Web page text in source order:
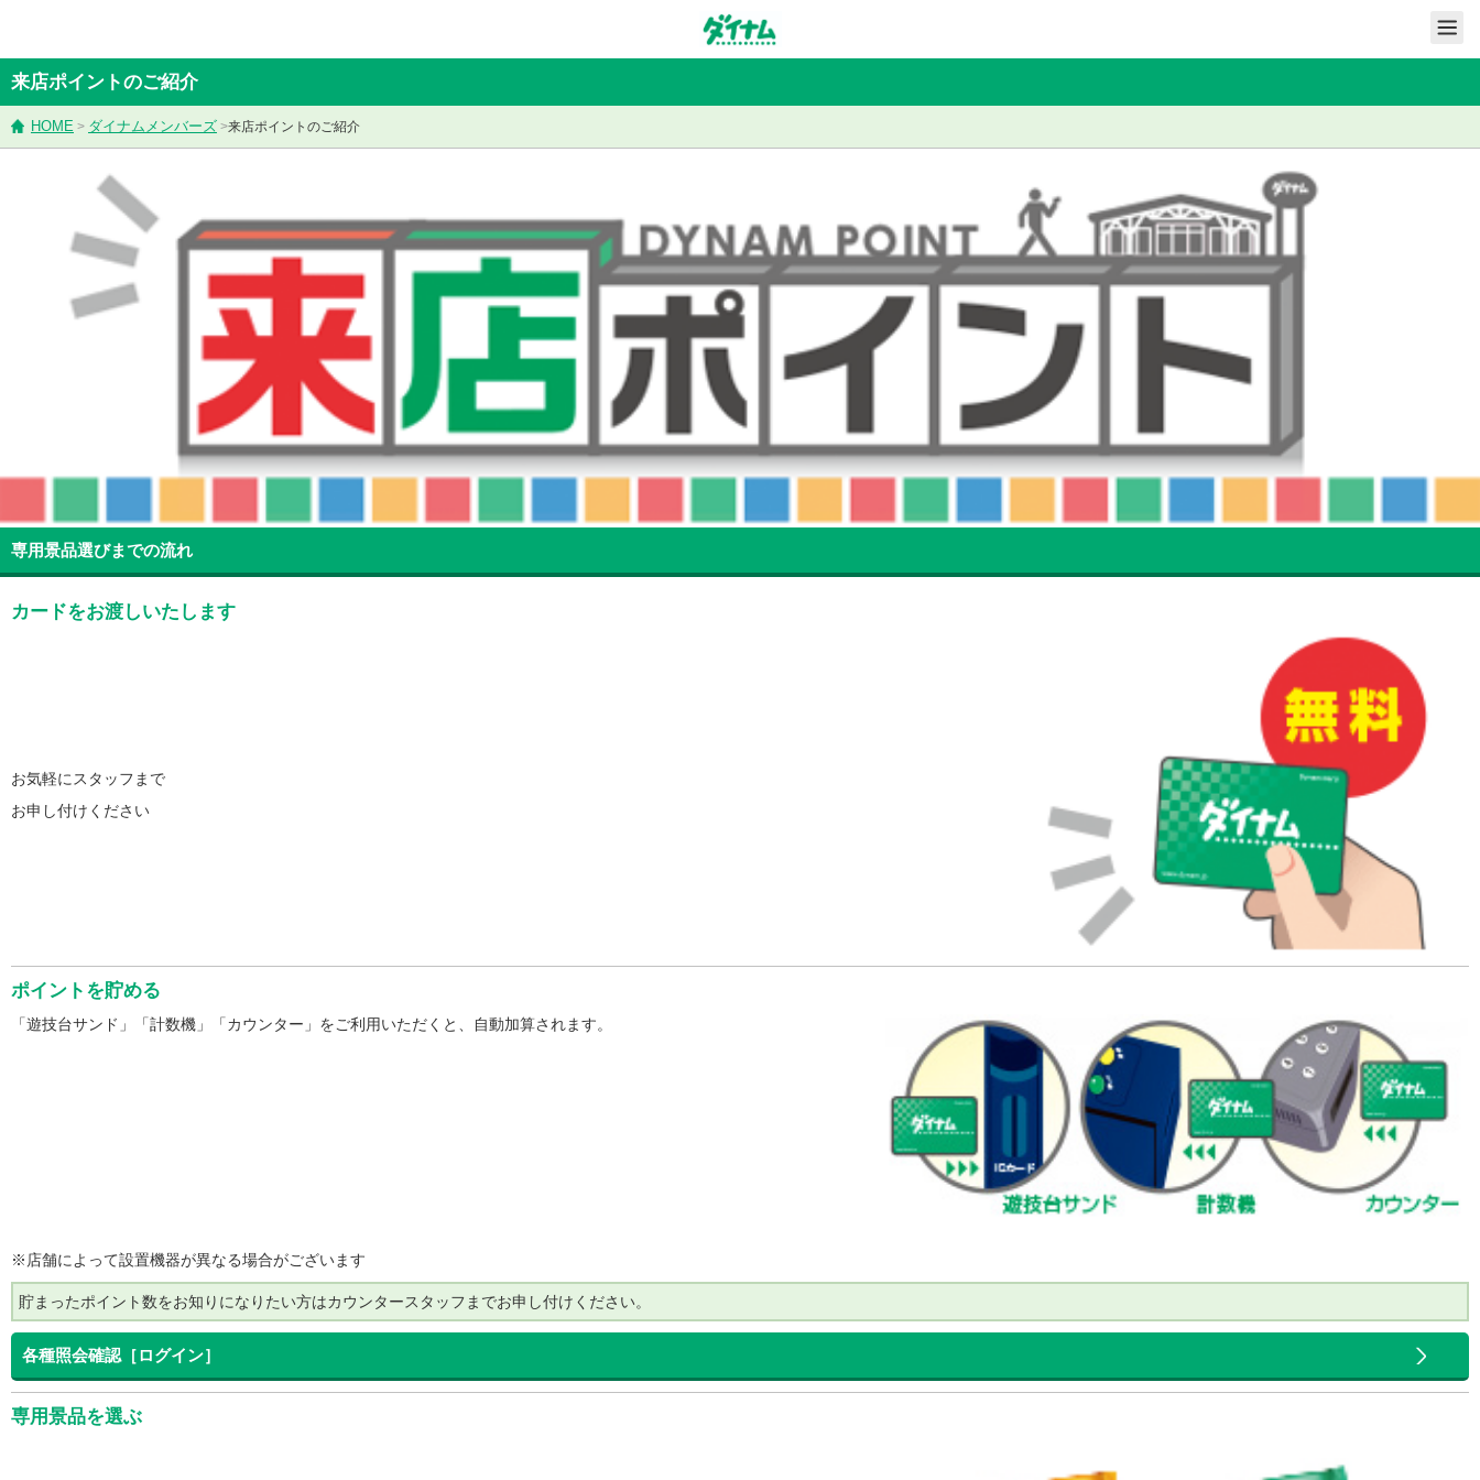
来店ポイントのご紹介
HOME > ダイナムメンバーズ >来店ポイントのご紹介
専用景品選びまでの流れ
カードをお渡しいたします
お気軽にスタッフまで
お申し付けください
ポイントを貯める
「遊技台サンド」「計数機」「カウンター」をご利用いただくと、自動加算されます。
※店舗によって設置機器が異なる場合がございます
貯まったポイント数をお知りになりたい方はカウンタースタッフまでお申し付けください。
各種照会確認［ログイン］
専用景品を選ぶ